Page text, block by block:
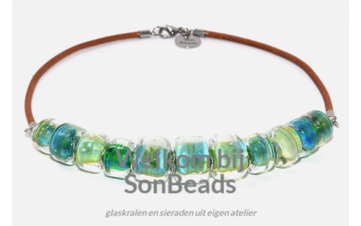
Welkom bij
SonBeads
glaskralen en sieraden uit eigen atelier